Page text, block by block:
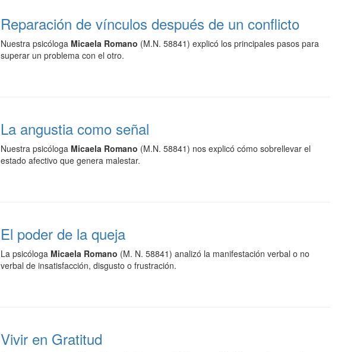
Reparación de vínculos después de un conflicto
Nuestra psicóloga Micaela Romano (M.N. 58841) explicó los principales pasos para
superar un problema con el otro.
La angustia como señal
Nuestra psicóloga Micaela Romano (M.N. 58841) nos explicó cómo sobrellevar el
estado afectivo que genera malestar.
El poder de la queja
La psicóloga Micaela Romano (M. N. 58841) analizó la manifestación verbal o no
verbal de insatisfacción, disgusto o frustración.
Vivir en Gratitud